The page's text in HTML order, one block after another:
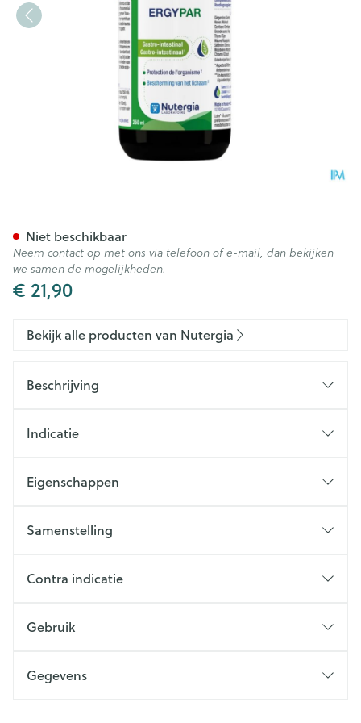
€ 21,90
Niet beschikbaar
Neem contact op met ons via telefoon of e-mail, dan bekijken
we samen de mogelijkheden.
Bekijk alle producten van Nutergia
Beschrijving
Indicatie
Eigenschappen
Samenstelling
Contra indicatie
Gebruik
Gegevens